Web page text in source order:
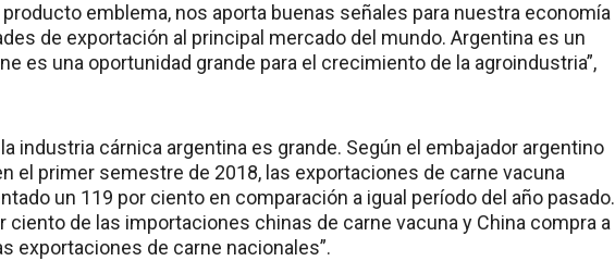
producto emblema, nos aporta buenas señales para nuestra economía
de exportación al principal mercado del mundo. Argentina es un
es una oportunidad grande para el crecimiento de la agroindustria”,
industria cárnica argentina es grande. Según el embajador argentino
el primer semestre de 2018, las exportaciones de carne vacuna
un 119 por ciento en comparación a igual período del año pasado.
ciento de las importaciones chinas de carne vacuna y China compra a
exportaciones de carne nacionales”.